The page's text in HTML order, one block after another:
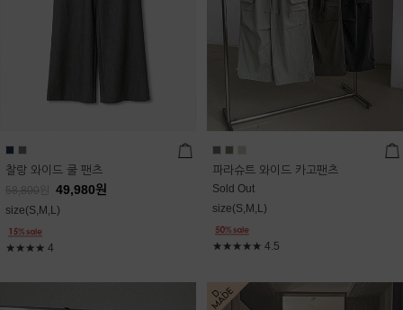
찰랑 와이드 쿨 팬츠
58,800 49,980원
size(S,M,L)
★★★★ 4
파라슈트 와이드 카고팬츠
Sold Out
size(S,M,L)
★★★★★ 4.5